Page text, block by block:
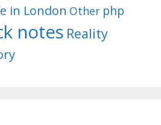
in London Other php
notes Reality